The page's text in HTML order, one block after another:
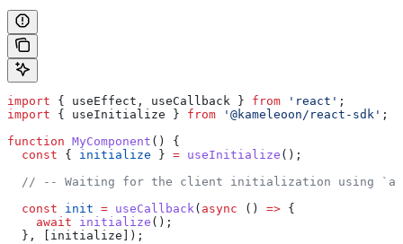
import { useEffect , useCallback } from 'react' ;
import { useInitialize } from '@kameleoon/react-sdk' ;
function MyComponent () {
  const
{ initialize } = useInitialize ();
// -- Waiting for the client initialization using
  const
init = useCallback( async () => {
    await
initialize ();
  }, [
initialize ]);